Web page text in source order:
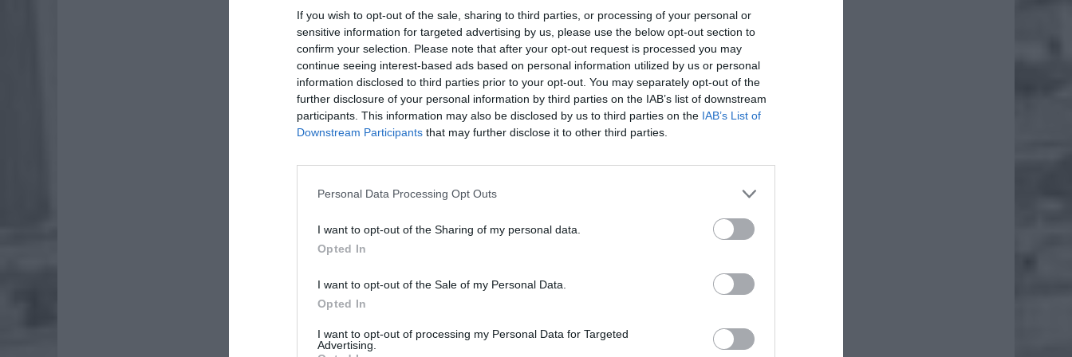
If you wish to opt-out of the sale, sharing to third parties, or processing of your personal or
sensitive information for targeted advertising by us, please use the below opt-out section to
confirm your selection. Please note that after your opt-out request is processed you may
continue seeing interest-based ads based on personal information utilized by us or personal
information disclosed to third parties prior to your opt-out. You may separately opt-out of the
further disclosure of your personal information by third parties on the IAB’s list of downstream
participants. This information may also be disclosed by us to third parties on the IAB’s List of
Downstream Participants that may further disclose it to other third parties.
Personal Data Processing Opt Outs
I want to opt-out of the Sharing of my personal data.
Opted In
I want to opt-out of the Sale of my Personal Data.
Opted In
I want to opt-out of processing my Personal Data for Targeted
Advertising.
Związek Sowiecki.
ad
ZOBACZ RÓWNIEŻ:
Lidl przecenił hit do kuchni. Air fryer tańszy aż o 150 zł, a to dopiero
początek